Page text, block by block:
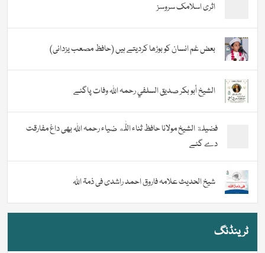
اثری اسلامک سروسز
بعض غم انسان کو بوڑھا کردیتے ہیں (حافظ مصعب یزدانی)
الشيخ أبو بكر صديق السلفي رحمہ اللہ وفات پاگئے
فضیلة الشيخ مولانا حافظ ثناء اللّٰه ضیاء رحمہ اللہ بھی داغ مفارقت
دے گئے
شیخ الحدیث علامہ فاروق احمد راشدی فی ذمۃ اللہ
ٹرینڈنگ